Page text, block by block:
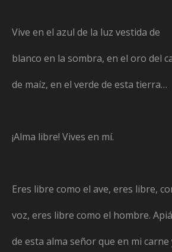
Vive en el azul de la luz vestida de
blanco en la sombra, en el oro del
de maíz, en el verde de esta tierra…
¡Alma libre! Vives en mí.
Eres libre como el ave, eres libre,
voz, eres libre como el hombre.
de esta alma señor que en mi carne